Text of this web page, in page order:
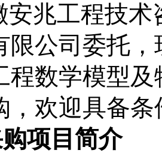
安兆工程技
限公司委托
程数学模型
，欢迎具备
项目简介